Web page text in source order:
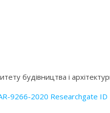
будівництва і
9266-2020 Researchgate ID